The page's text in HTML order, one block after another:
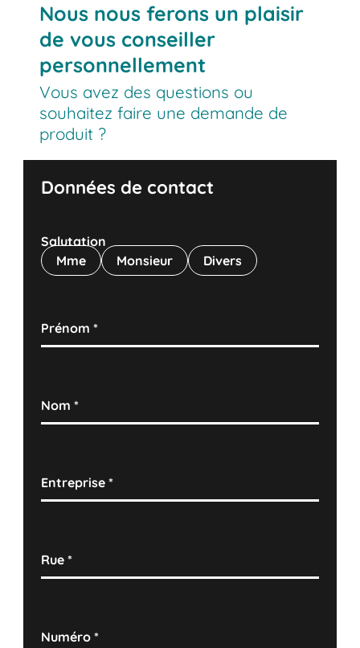
Nous nous ferons un plaisir
de vous conseiller
personnellement
Vous avez des questions ou
souhaitez faire une demande de
produit ?
Données de contact
Salutation
Mme
Monsieur Divers
Prénom*
Nom*
Entreprise*
Rue*
Numéro*